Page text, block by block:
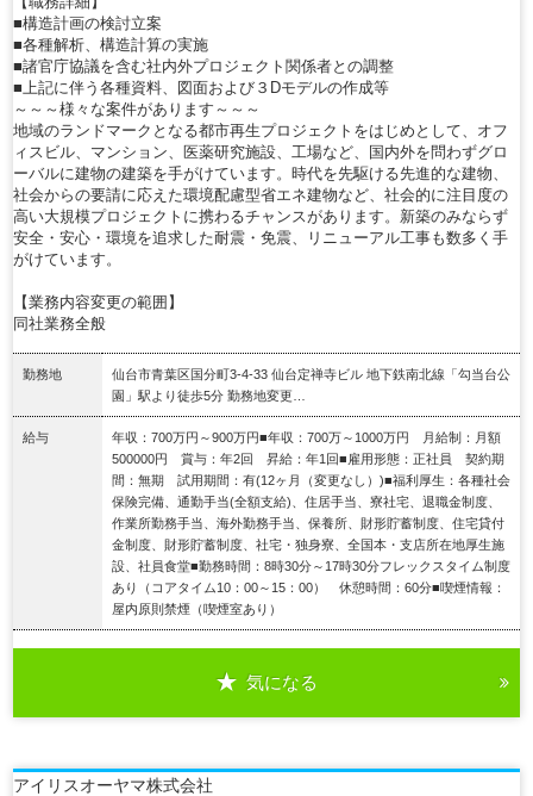
■構造計画の検討立案
■各種解析、構造計算の実施
■諸官庁協議を含む社内外プロジェクト関係者との調整
■上記に伴う各種資料、図面および３Dモデルの作成等
～～～様々な案件があります～～～
地域のランドマークとなる都市再生プロジェクトをはじめとして、オフ
ィスビル、マンション、医薬研究施設、工場など、国内外を問わずグロ
ーバルに建物の建築を手がけています。時代を先駆ける先進的な建物、
社会からの要請に応えた環境配慮型省エネ建物など、社会的に注目度の
高い大規模プロジェクトに携わるチャンスがあります。新築のみならず
安全・安心・環境を追求した耐震・免震、リニューアル工事も数多く手
がけています。
【業務内容変更の範囲】
同社業務全般
勤務地
仙台市青葉区国分町3-4-33 仙台定禅寺ビル 地下鉄南北線「勾当台公
園」駅より徒歩5分 勤務地変更…
給与
年収：700万円～900万円■年収：700万～1000万円 月給制：月額
500000円 賞与：年2回 昇給：年1回■雇用形態：正社員 契約期
間：無期 試用期間：有(12ヶ月（変更なし）)■福利厚生：各種社会
保険完備、通勤手当(全額支給)、住居手当、寮社宅、退職金制度、
作業所勤務手当、海外勤務手当、保養所、財形貯蓄制度、住宅貸付
金制度、財形貯蓄制度、社宅・独身寮、全国本・支店所在地厚生施
設、社員食堂■勤務時間：8時30分～17時30分フレックスタイム制度
あり（コアタイム10：00～15：00） 休憩時間：60分■喫煙情報：
屋内原則禁煙（喫煙室あり）
気になる
アイリスオーヤマ株式会社